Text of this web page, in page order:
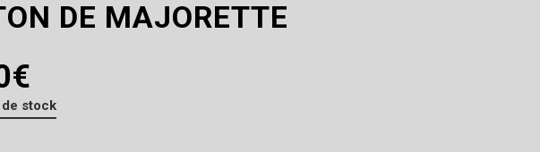
DE MAJORETTE
€
stock